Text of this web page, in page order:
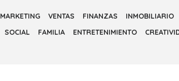
MARKETING VENTAS FINANZAS INMOBILIARIO
SOCIAL FAMILIA ENTRETENIMIENTO